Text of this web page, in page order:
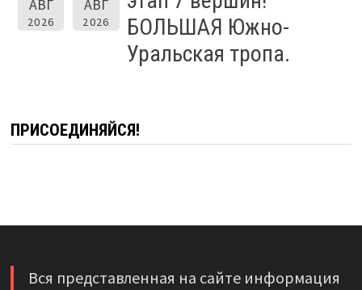
АВГ
2026
АВГ
2026
БОЛЬШАЯ Южно-
Уральская тропа.
ПРИСОЕДИНЯЙСЯ!
Вся представленная на сайте информация